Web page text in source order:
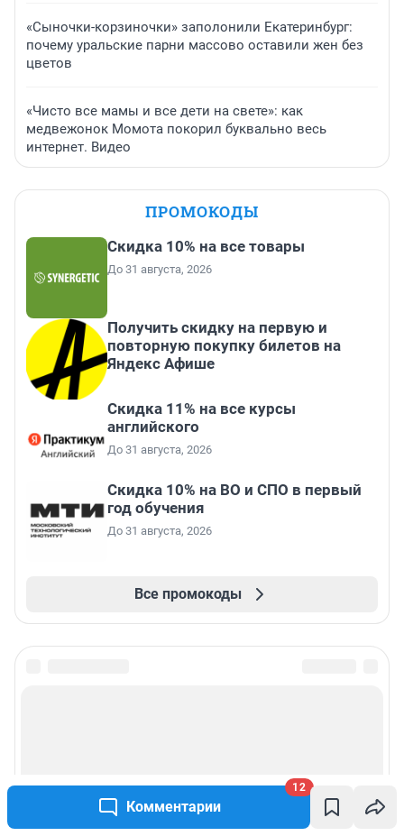
Комментарии
12
«Сыночки-корзиночки» заполонили Екатеринбург:
почему уральские парни массово оставили жен без
цветов
«Чисто все мамы и все дети на свете»: как
медвежонок Момота покорил буквально весь
интернет. Видео
ПРОМОКОДЫ
Скидка 10% на все товары
До 31 августа, 2026
Получить скидку на первую и
повторную покупку билетов на
Яндекс Афише
Скидка 11% на все курсы
английского
До 31 августа, 2026
Скидка 10% на ВО и СПО в первый
год обучения
До 31 августа, 2026
Все промокоды